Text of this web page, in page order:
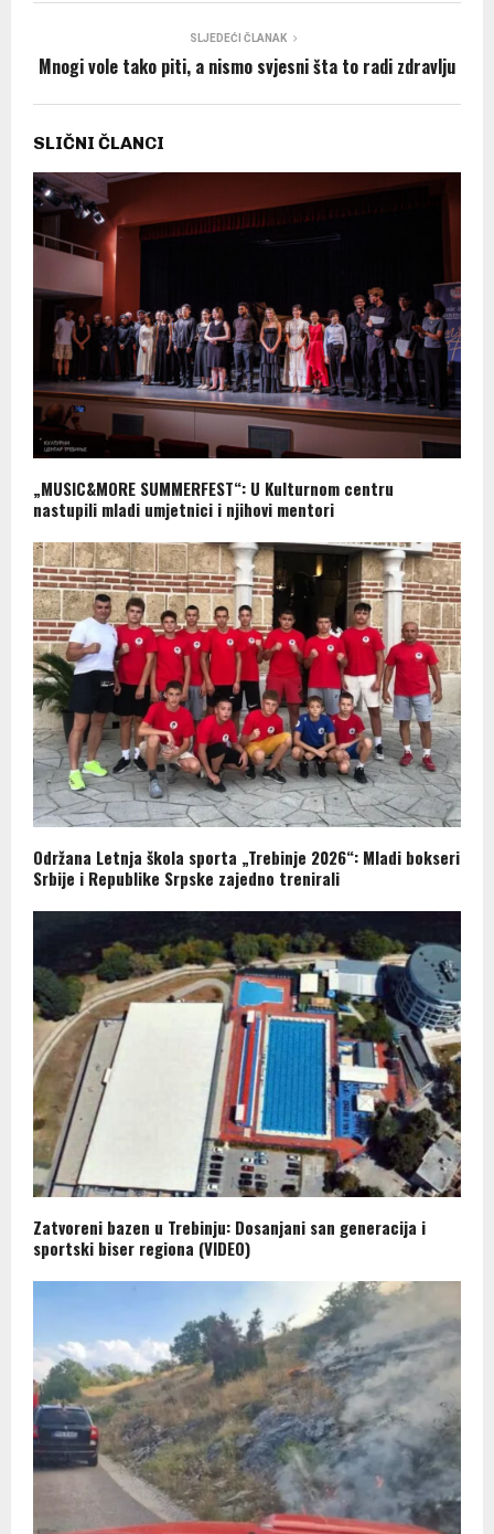
SLJEDEĆI ČLANAK
Mnogi vole tako piti, a nismo svjesni šta to radi zdravlju
SLIČNI ČLANCI
„MUSIC&MORE SUMMERFEST“: U Kulturnom centru
nastupili mladi umjetnici i njihovi mentori
Održana Letnja škola sporta „Trebinje 2026“: Mladi bokseri
Srbije i Republike Srpske zajedno trenirali
Zatvoreni bazen u Trebinju: Dosanjani san generacija i
sportski biser regiona (VIDEO)